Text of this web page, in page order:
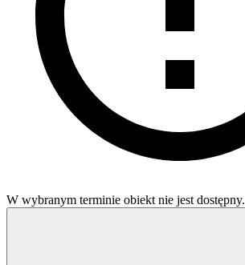
W wybranym terminie obiekt nie jest dostępny.